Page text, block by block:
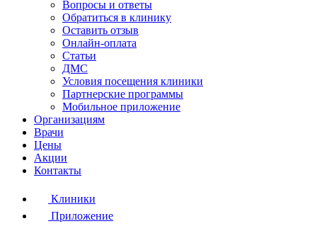
Вопросы и ответы
Обратиться в клинику
Оставить отзыв
Онлайн-оплата
Статьи
ДМС
Условия посещения клиники
Партнерские программы
Мобильное приложение
Организациям
Врачи
Цены
Акции
Контакты
Клиники
Приложение